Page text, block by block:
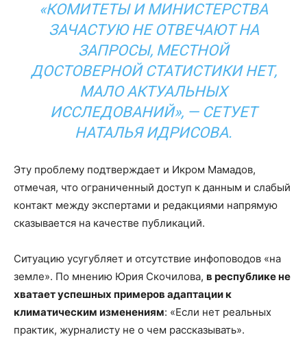
«КОМИТЕТЫ И МИНИСТЕРСТВА
ЗАЧАСТУЮ НЕ ОТВЕЧАЮТ НА
ЗАПРОСЫ, МЕСТНОЙ
ДОСТОВЕРНОЙ СТАТИСТИКИ НЕТ,
МАЛО АКТУАЛЬНЫХ
ИССЛЕДОВАНИЙ», — СЕТУЕТ
НАТАЛЬЯ ИДРИСОВА.
Эту проблему подтверждает и Икром Мамадов,
отмечая, что ограниченный доступ к данным и слабый
контакт между экспертами и редакциями напрямую
сказывается на качестве публикаций.
Ситуацию усугубляет и отсутствие инфоповодов «на
земле». По мнению Юрия Скочилова, в республике не
хватает успешных примеров адаптации к
климатическим изменениям: «Если нет реальных
практик, журналисту не о чем рассказывать».